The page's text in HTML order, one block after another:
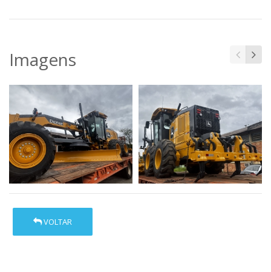
Imagens
VOLTAR